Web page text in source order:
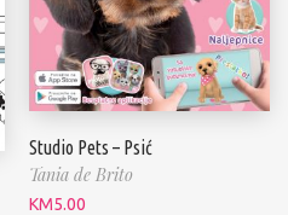
Studio Pets – Psić
Tania de Brito
KM5.00